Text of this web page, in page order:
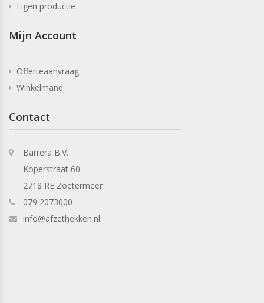
Eigen productie
Mijn Account
Offerteaanvraag
Winkelmand
Contact
Barrera B.V.
Koperstraat 60
2718 RE Zoetermeer
079 2073000
info@afzethekken.nl